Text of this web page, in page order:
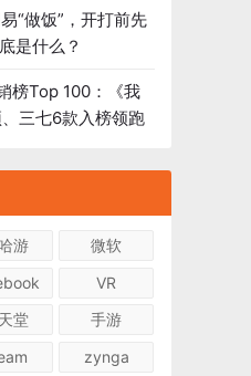
“做饭”，开打前先
是什么？
榜Top 100：《我
三七6款入榜领跑
游
微软
VR
堂
手游
zynga